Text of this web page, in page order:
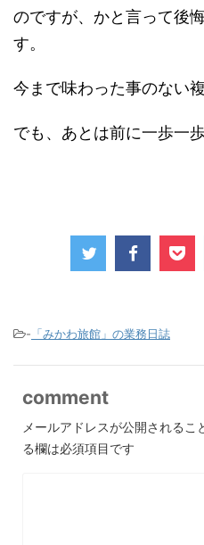
のですが、かと言って後
す。
今まで味わった事のない
でも、あとは前に一歩一
- 「みかわ旅館」の業務日誌
comment
メールアドレスが公開されるこ
る欄は必須項目です